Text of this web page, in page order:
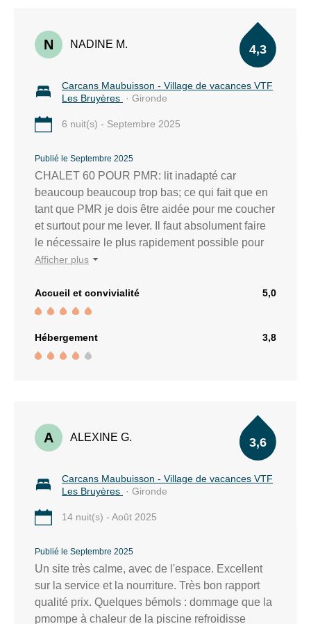
N NADINE M.
Carcans Maubuisson - Village de vacances VTF
Les Bruyères · Gironde
6 nuit(s) - Septembre 2025
Publié le Septembre 2025
CHALET 60 POUR PMR: lit inadapté car
beaucoup beaucoup trop bas; ce qui fait que en
tant que PMR je dois être aidée pour me coucher
et surtout pour me lever. Il faut absolument faire
le nécessaire le plus rapidement possible pour
que le lit fasse 50 cm de haut afin que pour nous
agréable et le repos beaucoup plus confortable
et réparateur. Un bon point pour la douche et les
Afficher plus
4,3
Accueil et convivialité 5,0
Hébergement 3,8
A ALEXINE G.
Carcans Maubuisson - Village de vacances VTF
Les Bruyères · Gironde
14 nuit(s) - Août 2025
Publié le Septembre 2025
Un site très calme, avec de l'espace. Excellent
sur la service et la nourriture. Très bon rapport
qualité prix. Quelques bémols : dommage que la
pmompe à chaleur de la piscine refroidisse
3,6